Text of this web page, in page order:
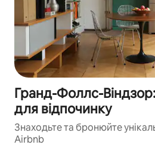
Гранд-Фоллс-
для відпочинку
Знаходьте та бронюйте
Airbnb